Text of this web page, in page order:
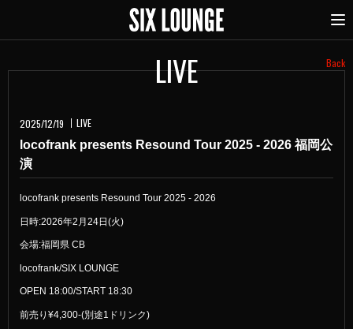
LIVE Back
2025/12/19
LIVE
locofrank presents Resound Tour 2025 - 2026 福岡公
演
locofrank presents Resound Tour 2025 - 2026
日時:2026年2月24日(火)
会場:福岡県 CB
locofrank/SIX LOUNGE
OPEN 18:00/START 18:30
前売り¥4,300-(別途1ドリンク)